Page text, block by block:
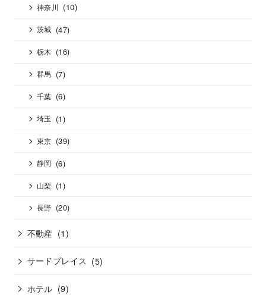
神奈川 (10)
茨城 (47)
栃木 (16)
群馬 (7)
千葉 (6)
埼玉 (1)
東京 (39)
静岡 (6)
山梨 (1)
長野 (20)
不動産 (1)
サードプレイス (5)
ホテル (9)